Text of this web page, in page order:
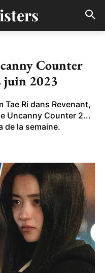
Counter
juin 2023
Tae Ri dans Revenant,
Uncanny Counter 2...
de la semaine.